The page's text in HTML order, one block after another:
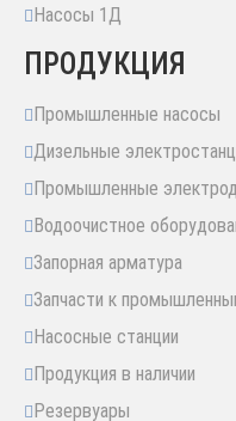
Насосы 1Д
ПРОДУКЦИЯ
Промышленные насосы
Дизельные
Промышленные
Водоочистное
Запорная арматура
Запчасти к
Насосные станции
Продукция в наличии
Резервуары